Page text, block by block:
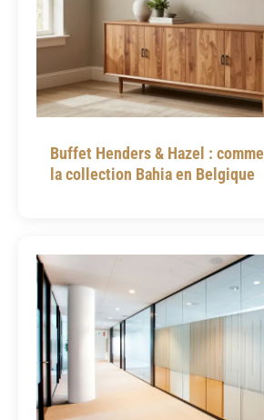
Buffet Henders & Hazel :
la collection Bahia en Belgique